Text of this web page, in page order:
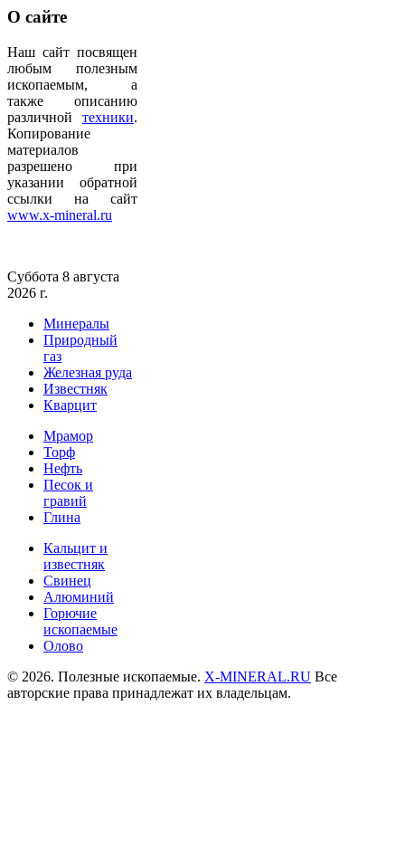
О сайте
Наш сайт посвящен
любым полезным
ископаемым, а
также описанию
различной техники.
Копирование
материалов
разрешено при
указании обратной
ссылки на сайт
www.x-mineral.ru
Суббота 8 августа
2026 г.
Минералы
Природный
газ
Железная руда
Известняк
Кварцит
Мрамор
Торф
Нефть
Песок и
гравий
Глина
Кальцит и
известняк
Свинец
Алюминий
Горючие
ископаемые
Олово
© 2026. Полезные ископаемые. X-MINERAL.RU Все
авторские права принадлежат их владельцам.